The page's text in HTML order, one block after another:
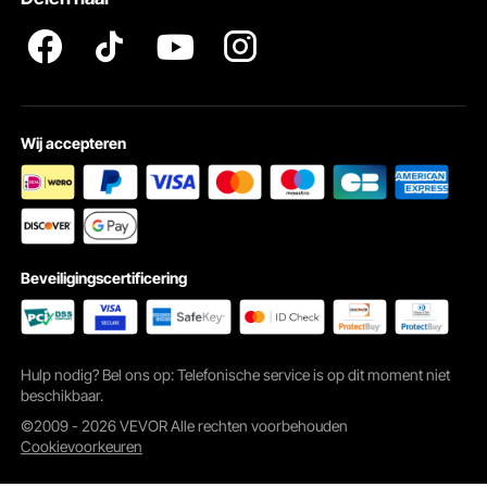
Wij accepteren
Beveiligingscertificering
Hulp nodig? Bel ons op: Telefonische service is op dit moment niet
beschikbaar.
©2009 - 2026 VEVOR Alle rechten voorbehouden
Cookievoorkeuren